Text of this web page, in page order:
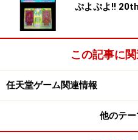
ぷよぷよ!!
この記事に
任天堂ゲーム関連情報
他のテ